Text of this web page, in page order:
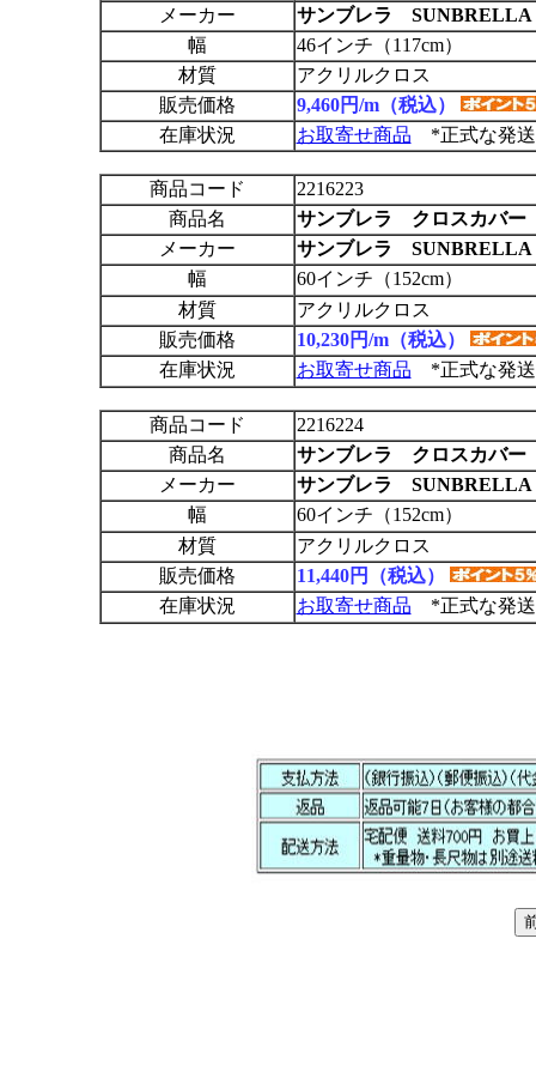
メーカー
サンブレラ SUNBRELLA
幅
46インチ（117cm）
材質
アクリルクロス
販売価格
9,460円/m（税込）
在庫状況
お取寄せ商品 *正式な発送
商品コード
2216223
商品名
サンブレラ クロスカバ
メーカー
サンブレラ SUNBRELLA
幅
60インチ（152cm）
材質
アクリルクロス
販売価格
10,230円/m（税込）
在庫状況
お取寄せ商品 *正式な発送
商品コード
2216224
商品名
サンブレラ クロスカバ
メーカー
サンブレラ SUNBRELLA
幅
60インチ（152cm）
材質
アクリルクロス
販売価格
11,440円（税込）
在庫状況
お取寄せ商品 *正式な発送